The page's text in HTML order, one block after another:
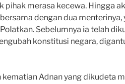
pihak merasa kecewa. Hingga
dengan dua menterinya,
Sebelumnya ia telah
konstitusi negara,
kematian Adnan yang dikudeta